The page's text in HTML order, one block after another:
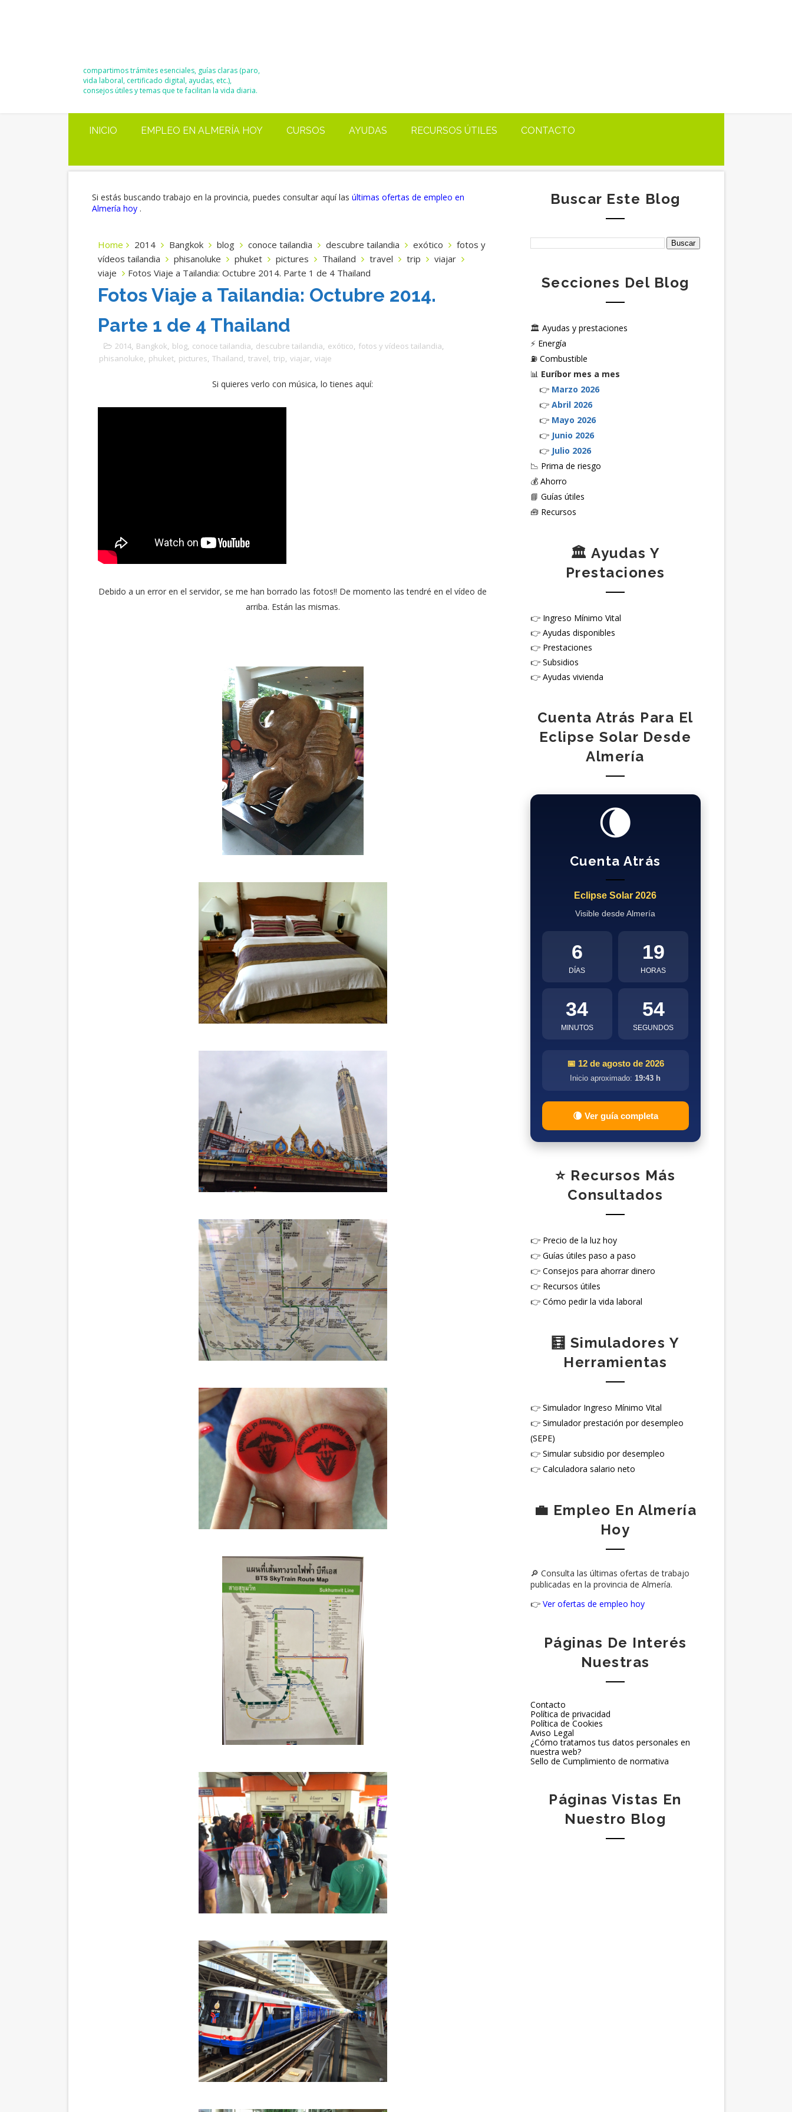
compartimos trámites esenciales, guías claras (paro,
vida laboral, certificado digital, ayudas, etc.),
consejos útiles y temas que te facilitan la vida diaria.
INICIO EMPLEO EN ALMERÍA HOY CURSOS AYUDAS RECURSOS ÚTILES CONTACTO
Si estás buscando trabajo en la provincia, puedes consultar aquí las últimas ofertas de empleo en
Almería hoy .
Home 2014 Bangkok blog conoce tailandia descubre tailandia exótico
fotos y
vídeos tailandia
phisanoluke phuket pictures Thailand travel trip
viajar
viaje
Fotos Viaje a Tailandia: Octubre 2014. Parte 1 de 4 Thailand
Fotos Viaje a Tailandia: Octubre 2014.
Parte 1 de 4 Thailand
2014, Bangkok, blog, conoce tailandia, descubre tailandia, exótico, fotos y vídeos tailandia,
phisanoluke, phuket, pictures, Thailand, travel, trip, viajar, viaje
Si quieres verlo con música, lo tienes aquí:
Debido a un error en el servidor, se me han borrado las fotos!! De momento las tendré en el vídeo de
arriba. Están las mismas.
Buscar Este Blog
Secciones Del Blog
🏛️ Ayudas y prestaciones
⚡ Energía
⛽ Combustible
📊 Euríbor mes a mes
👉 Marzo 2026
👉 Abril 2026
👉 Mayo 2026
👉 Junio 2026
👉 Julio 2026
📉 Prima de riesgo
💰 Ahorro
📘 Guías útiles
🧰 Recursos
🏛️ Ayudas Y
Prestaciones
👉 Ingreso Mínimo Vital
👉 Ayudas disponibles
👉 Prestaciones
👉 Subsidios
👉 Ayudas vivienda
Cuenta Atrás Para El
Eclipse Solar Desde
Almería
🌘
Cuenta Atrás
Eclipse Solar 2026
Visible desde Almería
6
DÍAS
19
HORAS
34
MINUTOS
53
SEGUNDOS
📅 12 de agosto de 2026
Inicio aproximado:19:43 h
🌘 Ver guía completa
⭐ Recursos Más
Consultados
👉 Precio de la luz hoy
👉 Guías útiles paso a paso
👉 Consejos para ahorrar dinero
👉 Recursos útiles
👉 Cómo pedir la vida laboral
🧮 Simuladores Y
Herramientas
👉 Simulador Ingreso Mínimo Vital
👉 Simulador prestación por desempleo
(SEPE)
👉 Simular subsidio por desempleo
👉 Calculadora salario neto
💼 Empleo En Almería
Hoy
🔎 Consulta las últimas ofertas de trabajo
publicadas en la provincia de Almería.
👉 Ver ofertas de empleo hoy
Páginas De Interés
Nuestras
Contacto
Política de privacidad
Política de Cookies
Aviso Legal
¿Cómo tratamos tus datos personales en
nuestra web?
Sello de Cumplimiento de normativa
Páginas Vistas En
Nuestro Blog